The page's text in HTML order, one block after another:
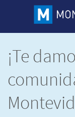
¡Te